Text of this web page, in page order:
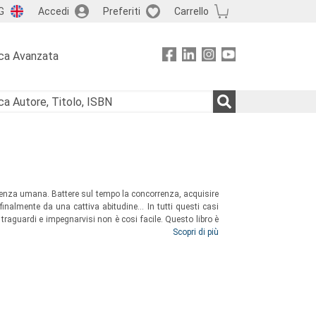
Accedi Preferiti Carrello
Avanzata
umana. Battere sul tempo la concorrenza, acquisire
da una cattiva abitudine... In tutti questi casi
e impegnarvisi non è cosi facile. Questo libro è
Scopri di più